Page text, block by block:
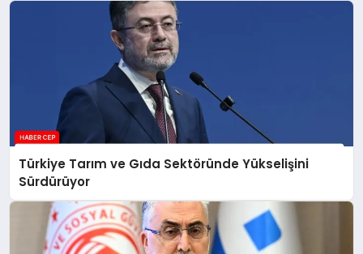
Türkiye Tarım ve Gıda Sektöründe Yükselişini
Sürdürüyor